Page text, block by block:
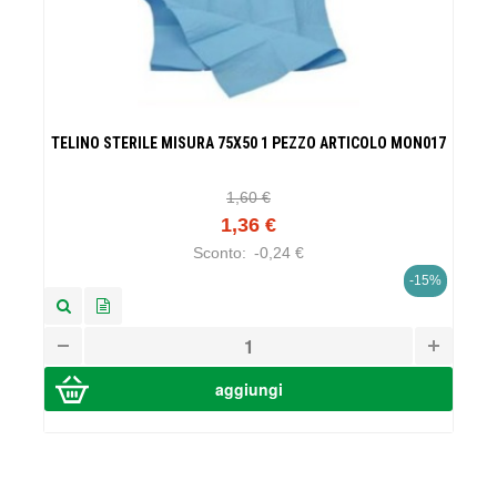
TELINO STERILE MISURA 75X50 1 PEZZO ARTICOLO MON017
1,60 €
1,36 €
Sconto: -0,24 €
-15%